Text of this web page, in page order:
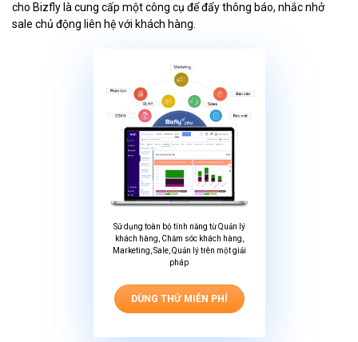
cho Bizfly là cung cấp một công cụ để đẩy thông báo, nhắc nhở
sale chủ động liên hệ với khách hàng.
Sử dụng toàn bộ tính năng từ Quản lý
khách hàng, Chăm sóc khách hàng,
Marketing, Sale, Quản lý trên một giải
pháp
DÙNG THỬ MIỄN PHÍ